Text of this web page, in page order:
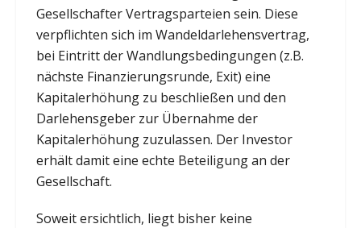
Gesellschafter Vertragsparteien sein. Diese
verpflichten sich im Wandeldarlehensvertrag,
bei Eintritt der Wandlungsbedingungen (z.B.
nächste Finanzierungsrunde, Exit) eine
Kapitalerhöhung zu beschließen und den
Darlehensgeber zur Übernahme der
Kapitalerhöhung zuzulassen. Der Investor
erhält damit eine echte Beteiligung an der
Gesellschaft.
Soweit ersichtlich, liegt bisher keine